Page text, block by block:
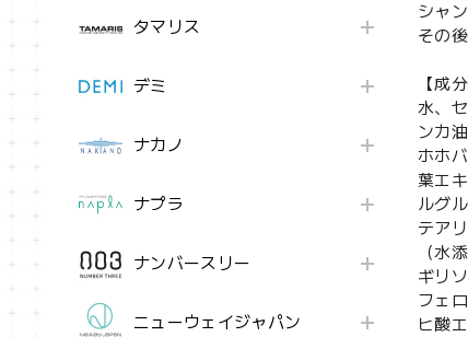
タマリス
デミ
ナカノ
ナプラ
ナンバースリー
ニューウェイジャパン
シャ
その
【成分
水、
ンカ
ホホ
葉エ
ルグ
テア
（水
ギリ
フェ
ヒ酸